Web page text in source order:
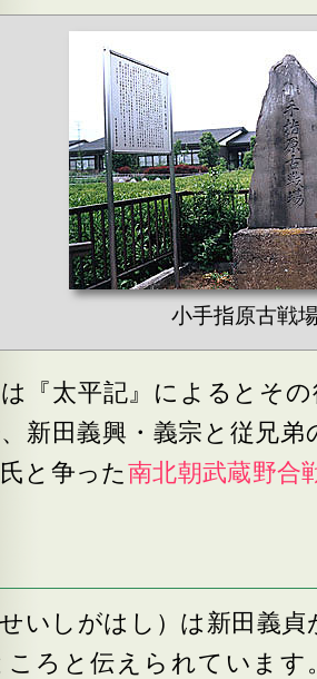
小手指原古戦
『太平記』によるとそ
新田義興・義宗と従兄
と争った 南北朝武蔵野合
いしがはし）は新田義
ろと伝えられています